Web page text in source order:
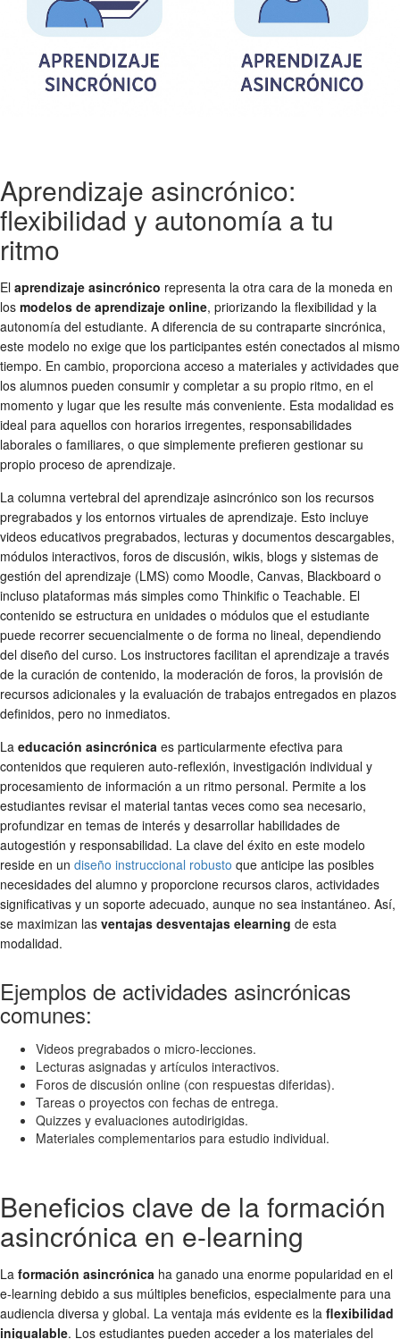
Aprendizaje asincrónico:
flexibilidad y autonomía a tu
ritmo
El aprendizaje asincrónico representa la otra cara de la moneda en
los modelos de aprendizaje online, priorizando la flexibilidad y la
autonomía del estudiante. A diferencia de su contraparte sincrónica,
este modelo no exige que los participantes estén conectados al mismo
tiempo. En cambio, proporciona acceso a materiales y actividades que
los alumnos pueden consumir y completar a su propio ritmo, en el
momento y lugar que les resulte más conveniente. Esta modalidad es
ideal para aquellos con horarios irregentes, responsabilidades
laborales o familiares, o que simplemente prefieren gestionar su
propio proceso de aprendizaje.
La columna vertebral del aprendizaje asincrónico son los recursos
pregrabados y los entornos virtuales de aprendizaje. Esto incluye
videos educativos pregrabados, lecturas y documentos descargables,
módulos interactivos, foros de discusión, wikis, blogs y sistemas de
gestión del aprendizaje (LMS) como Moodle, Canvas, Blackboard o
incluso plataformas más simples como Thinkific o Teachable. El
contenido se estructura en unidades o módulos que el estudiante
puede recorrer secuencialmente o de forma no lineal, dependiendo
del diseño del curso. Los instructores facilitan el aprendizaje a través
de la curación de contenido, la moderación de foros, la provisión de
recursos adicionales y la evaluación de trabajos entregados en plazos
definidos, pero no inmediatos.
La educación asincrónica es particularmente efectiva para
contenidos que requieren auto-reflexión, investigación individual y
procesamiento de información a un ritmo personal. Permite a los
estudiantes revisar el material tantas veces como sea necesario,
profundizar en temas de interés y desarrollar habilidades de
autogestión y responsabilidad. La clave del éxito en este modelo
reside en un diseño instruccional robusto que anticipe las posibles
necesidades del alumno y proporcione recursos claros, actividades
significativas y un soporte adecuado, aunque no sea instantáneo. Así,
se maximizan las ventajas desventajas elearning de esta
modalidad.
Ejemplos de actividades asincrónicas
comunes:
Videos pregrabados o micro-lecciones.
Lecturas asignadas y artículos interactivos.
Foros de discusión online (con respuestas diferidas).
Tareas o proyectos con fechas de entrega.
Quizzes y evaluaciones autodirigidas.
Materiales complementarios para estudio individual.
Beneficios clave de la formación
asincrónica en e-learning
La formación asincrónica ha ganado una enorme popularidad en el
e-learning debido a sus múltiples beneficios, especialmente para una
audiencia diversa y global. La ventaja más evidente es la flexibilidad
inigualable. Los estudiantes pueden acceder a los materiales del